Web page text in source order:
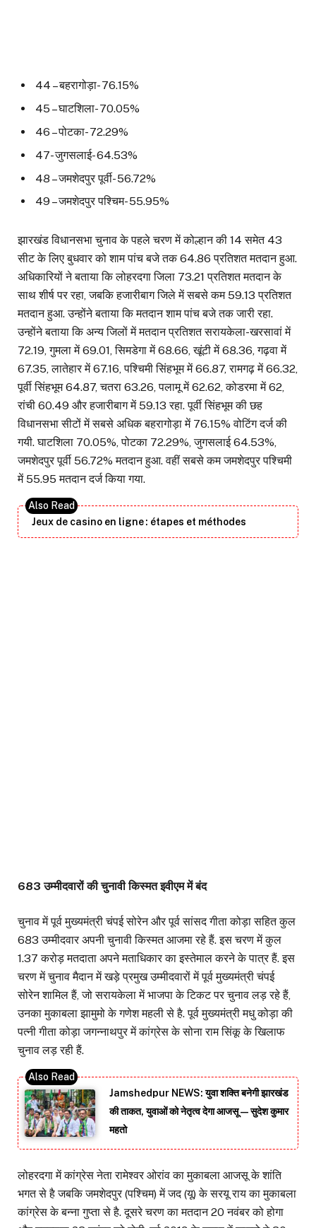
44 – बहरागोड़ा- 76.15%
45 – घाटशिला- 70.05%
46 – पोटका- 72.29%
47- जुगसलाई- 64.53%
48 – जमशेदपुर पूर्वी- 56.72%
49 – जमशेदपुर पश्चिम- 55.95%
झारखंड विधानसभा चुनाव के पहले चरण में कोल्हान की 14 समेत 43
सीट के लिए बुधवार को शाम पांच बजे तक 64.86 प्रतिशत मतदान हुआ.
अधिकारियों ने बताया कि लोहरदगा जिला 73.21 प्रतिशत मतदान के
साथ शीर्ष पर रहा, जबकि हजारीबाग जिले में सबसे कम 59.13 प्रतिशत
मतदान हुआ. उन्होंने बताया कि मतदान शाम पांच बजे तक जारी रहा.
उन्होंने बताया कि अन्य जिलों में मतदान प्रतिशत सरायकेला-खरसावां में
72.19, गुमला में 69.01, सिमडेगा में 68.66, खूंटी में 68.36, गढ़वा में
67.35, लातेहार में 67.16, पश्चिमी सिंहभूम में 66.87, रामगढ़ में 66.32,
पूर्वी सिंहभूम 64.87, चतरा 63.26, पलामू में 62.62, कोडरमा में 62,
रांची 60.49 और हजारीबाग में 59.13 रहा. पूर्वी सिंहभूम की छह
विधानसभा सीटों में सबसे अधिक बहरागोड़ा में 76.15% वोटिंग दर्ज की
गयी. घाटशिला 70.05%, पोटका 72.29%, जुगसलाई 64.53%,
जमशेदपुर पूर्वी 56.72% मतदान हुआ. वहीं सबसे कम जमशेदपुर पश्चिमी
में 55.95 मतदान दर्ज किया गया.
Jeux de casino en ligne : étapes et méthodes
683 उम्मीदवारों की चुनावी किस्मत इवीएम में बंद
चुनाव में पूर्व मुख्यमंत्री चंपई सोरेन और पूर्व सांसद गीता कोड़ा सहित कुल
683 उम्मीदवार अपनी चुनावी किस्मत आजमा रहे हैं. इस चरण में कुल
1.37 करोड़ मतदाता अपने मताधिकार का इस्तेमाल करने के पात्र हैं. इस
चरण में चुनाव मैदान में खड़े प्रमुख उम्मीदवारों में पूर्व मुख्यमंत्री चंपई
सोरेन शामिल हैं, जो सरायकेला में भाजपा के टिकट पर चुनाव लड़ रहे हैं,
उनका मुकाबला झामुमो के गणेश महली से है. पूर्व मुख्यमंत्री मधु कोड़ा की
पत्नी गीता कोड़ा जगन्नाथपुर में कांग्रेस के सोना राम सिंकू के खिलाफ
चुनाव लड़ रही हैं.
Jamshedpur NEWS: युवा शक्ति बनेगी झारखंड
की ताकत, युवाओं को नेतृत्व देगा आजसू — सुदेश कुमार
महतो
लोहरदगा में कांग्रेस नेता रामेश्वर ओरांव का मुकाबला आजसू के शांति
भगत से है जबकि जमशेदपुर (पश्चिम) में जद (यू) के सरयू राय का मुकाबला
कांग्रेस के बन्ना गुप्ता से है. दूसरे चरण का मतदान 20 नवंबर को होगा